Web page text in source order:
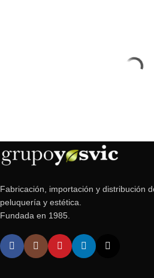
Fabricación, importación y distribución
peluquería y estética.
Fundada en 1985.